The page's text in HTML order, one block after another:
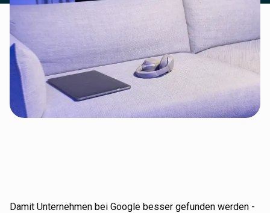
Damit Unternehmen bei Google besser gefunden werden -